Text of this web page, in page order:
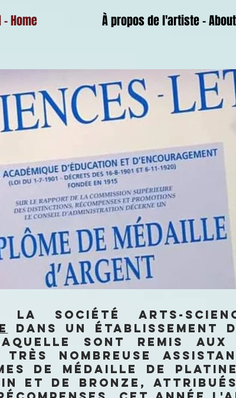
Home À propos de l'artiste -
société ARTS-
dans un établissement
sont remis aux
très nombreuse
de Médaille de
et de Bronze, attribués